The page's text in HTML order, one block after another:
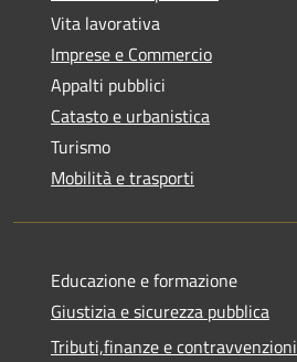
Vita lavorativa
Imprese e Commercio
Appalti pubblici
Catasto e urbanistica
Turismo
Mobilità e trasporti
Educazione e formazione
Giustizia e sicurezza pubblica
Tributi,finanze e contravvenzioni